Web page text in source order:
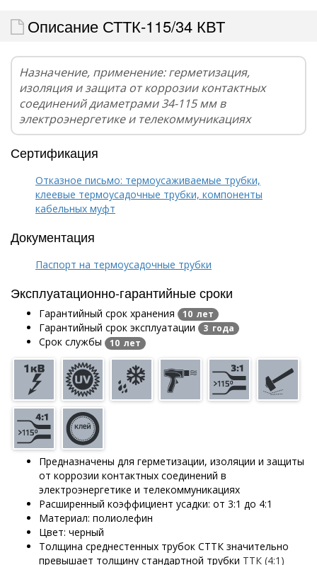
Описание СТТК-115/34 КВТ
Назначение, применение: герметизация,
изоляция и защита от коррозии контактных
соединений диаметрами 34-115 мм в
электроэнергетике и телекоммуникациях
Сертификация
Отказное письмо: термоусаживаемые трубки,
клеевые термоусадочные трубки, компоненты
кабельных муфт
Документация
Паспорт на термоусадочные трубки
Эксплуатационно-гарантийные сроки
Гарантийный срок хранения 10 лет
Гарантийный срок эксплуатации 3 года
Срок службы 10 лет
Предназначены для герметизации, изоляции и защиты
от коррозии контактных соединений в
электроэнергетике и телекоммуникациях
Расширенный коэффициент усадки: от 3:1 до 4:1
Материал: полиолефин
Цвет: черный
Толщина среднестенных трубок СТТК значительно
превышает толщину стандартной трубки ТТК (4:1)